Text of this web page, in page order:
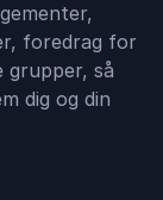
foredrag for
grupper, så
dig og din